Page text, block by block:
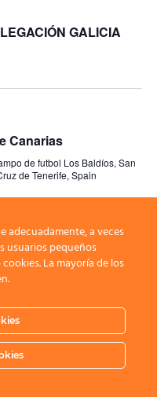
GALICIA
Canarias
de futbol Los Baldíos, San
de Tenerife, Spain
Eventos
siguiente(s)
adecuadamente, a veces
usuarios pequeños
La mayoría de los